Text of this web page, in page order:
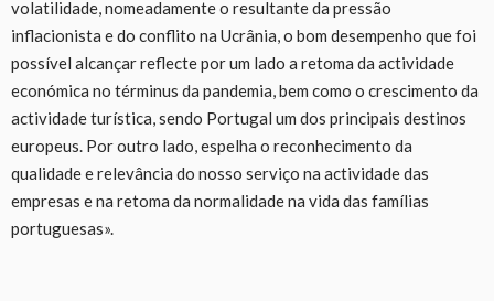
volatilidade, nomeadamente o resultante da pressão
inflacionista e do conflito na Ucrânia, o bom desempenho que foi
possível alcançar reflecte por um lado a retoma da actividade
económica no términus da pandemia, bem como o crescimento da
actividade turística, sendo Portugal um dos principais destinos
europeus. Por outro lado, espelha o reconhecimento da
qualidade e relevância do nosso serviço na actividade das
empresas e na retoma da normalidade na vida das famílias
portuguesas».